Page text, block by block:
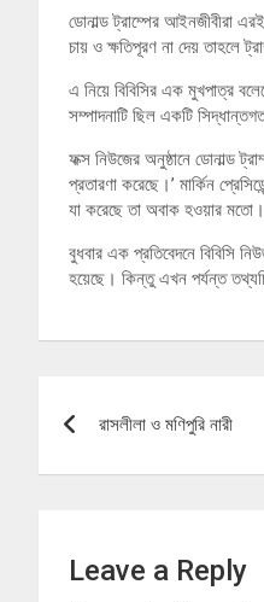
ডোনাল্ড ট্রাম্পের আইনজীবীরা
চায় ও ক্ষতিপূরণ না দেয় তাহলে
এ নিয়ে বিবিসির এক মুখপাত্র
সম্পাদনাটি ছিল একটি
ফক্স নিউজের অনুষ্ঠানে ডোনাল্ড
প্রতারণা করেছে।’ মার্কিন
যা করেছে তা অবাক হওয়ার মতো।
বুধবার এক প্রতিবেদনে বিবিসি
হয়েছে। কিন্তু এখন পর্যন্ত
navigation
রাসলীলা ও মণিপুরি নারী
Leave a Reply